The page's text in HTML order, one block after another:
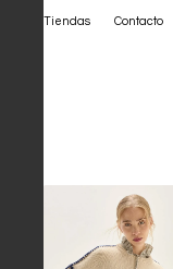
Tiendas Contacto